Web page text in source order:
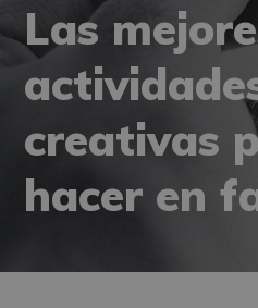
Las
creativas
hacer en